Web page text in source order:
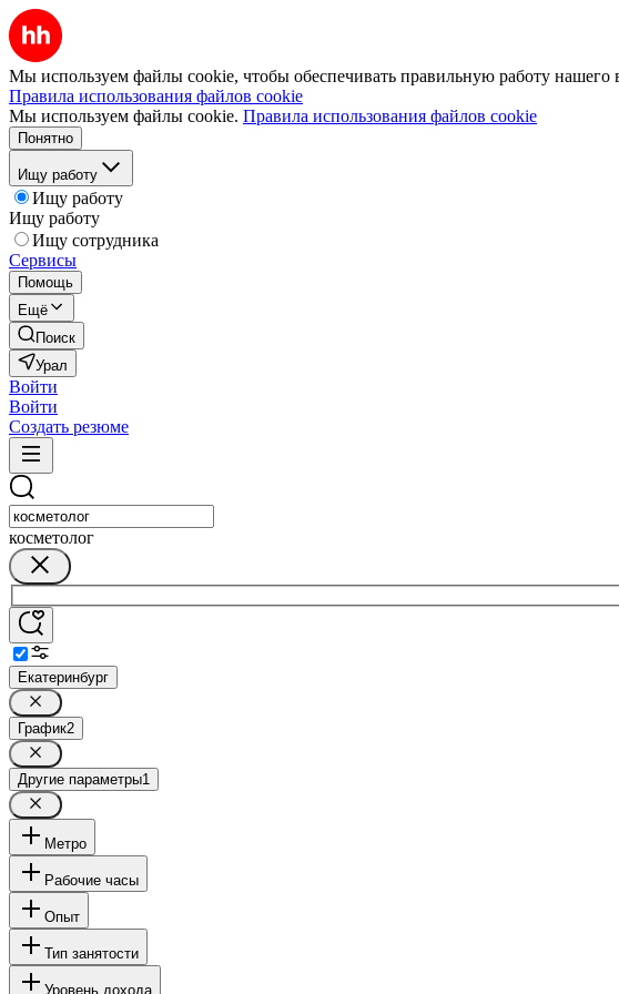
Мы используем файлы cookie, чтобы обеспечивать правильную работу нашего
Правила использования файлов cookie
Мы используем файлы cookie. Правила использования файлов cookie
Понятно
Ищу работу
Ищу работу
Ищу работу
Ищу сотрудника
Сервисы
Помощь
Ещё
Поиск
Урал
Войти
Войти
Создать резюме
косметолог
Екатеринбург
График2
Другие параметры1
Метро
Рабочие часы
Опыт
Тип занятости
Уровень дохода